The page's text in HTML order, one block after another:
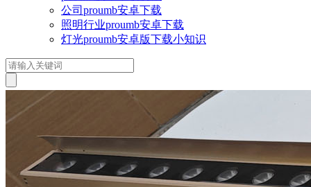
公司proumb安卓下载
照明行业proumb安卓下载
灯光proumb安卓版下载小知识